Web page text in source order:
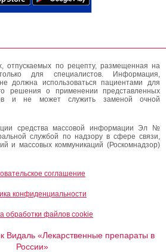
отпускаемых по рецепту, размещенная на
для специалистов. Информация,
должна использоваться пациентами для
решения о применении представленных
и не может служить заменой очной
средства массовой информации Эл №
службой по надзору в сфере связи,
и массовых коммуникаций (Роскомнадзор)
соглашение
конфиденциальности
обработки файлов cookie
Видаль «Лекарственные препараты в
России»